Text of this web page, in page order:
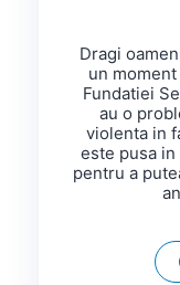
Dragi
un
Fundatiei
au o
violenta in
este pusa
pentru a